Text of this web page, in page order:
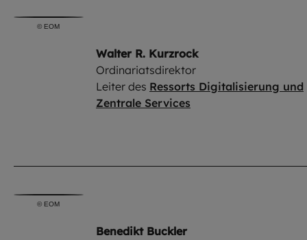
© EOM
Walter R. Kurzrock
Ordinariatsdirektor
Leiter des Ressorts Digitalisierung und
Zentrale Services
© EOM
Benedikt Buckler